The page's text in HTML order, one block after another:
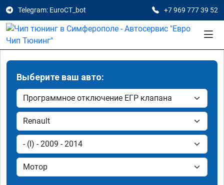
Telegram: EuroCT_bot +7 969 777 39 52
Выберите ваш авто: